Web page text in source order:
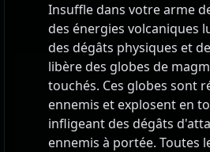
Insuffle dans votre arme
des énergies volcaniques
des dégâts physiques et
libère des globes de
touchés. Ces globes sont
ennemis et explosent en
infligeant des dégâts
ennemis à portée. Toutes